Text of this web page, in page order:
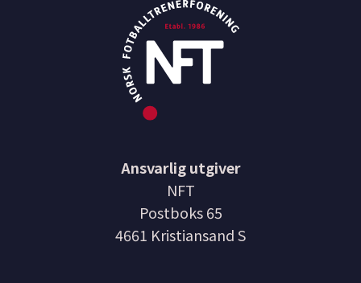
Ansvarlig utgiver
NFT
Postboks 65
4661 Kristiansand S